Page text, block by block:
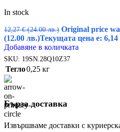
In stock
12,27€ (24.00 лв.) Original price
(12.00 лв.)Текущата цена е: 6,14
Добавяне в количката
SKU: 19SN.28Q10Z37
Тегло0,25 кг
Бърза доставка
Извършваме доставки с